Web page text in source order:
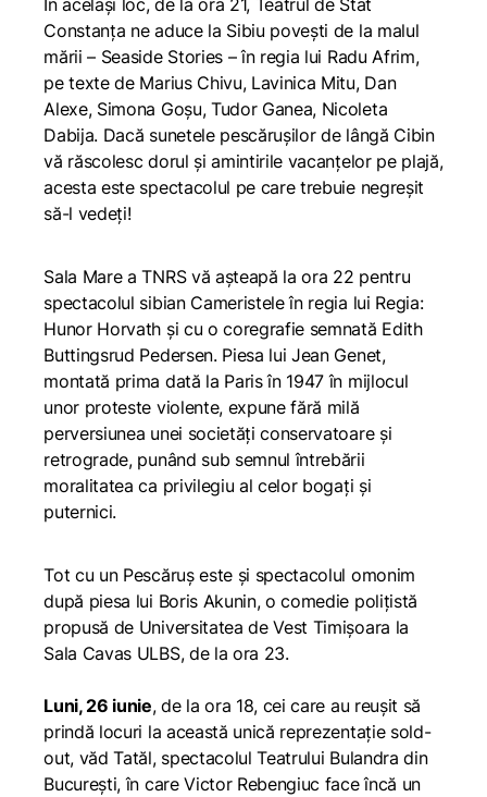
Constanța ne aduce la Sibiu povești de la malul
mării – Seaside Stories– în regia lui Radu Afrim,
pe texte de Marius Chivu, Lavinica Mitu, Dan
Alexe, Simona Goșu, Tudor Ganea, Nicoleta
Dabija. Dacă sunetele pescărușilor de lângă Cibin
vă răscolesc dorul și amintirile vacanțelor pe plajă,
acesta este spectacolul pe care trebuie negreșit
să-l vedeți!
Sala Mare a TNRS vă așteapă la ora 22 pentru
spectacolul sibian Cameristeleîn regia lui Regia:
Hunor Horvath și cu o coregrafie semnată Edith
Buttingsrud Pedersen. Piesa lui Jean Genet,
montată prima dată la Paris în 1947 în mijlocul
unor proteste violente, expune fără milă
perversiunea unei societăți conservatoare și
retrograde, punând sub semnul întrebării
moralitatea ca privilegiu al celor bogați și
puternici.
Tot cu un Pescărușeste și spectacolul omonim
după piesa lui Boris Akunin, o comedie polițistă
propusă de Universitatea de Vest Timișoara la
Sala Cavas ULBS, de la ora 23.
Luni, 26 iunie, de la ora 18, cei care au reușit să
prindă locuri la această unică reprezentație sold-
out, vădTatăl, spectacolul Teatrului Bulandra din
București, în care Victor Rebengiuc face încă un